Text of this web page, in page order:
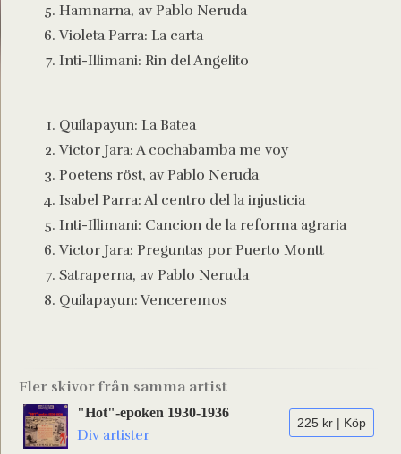
Hamnarna, av Pablo Neruda
Violeta Parra: La carta
Inti-Illimani: Rin del Angelito
Quilapayun: La Batea
Victor Jara: A cochabamba me voy
Poetens röst, av Pablo Neruda
Isabel Parra: Al centro del la injusticia
Inti-Illimani: Cancion de la reforma agraria
Victor Jara: Preguntas por Puerto Montt
Satraperna, av Pablo Neruda
Quilapayun: Venceremos
Fler skivor från samma artist
225 kr | Köp
"Hot"-epoken 1930-1936
Div artister